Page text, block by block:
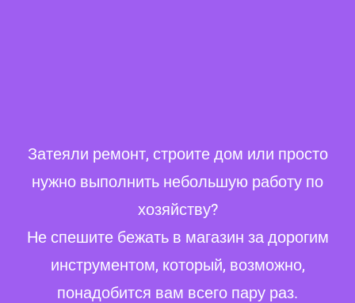
Затеяли ремонт, строите дом или просто
нужно выполнить небольшую работу по
хозяйству?
Не спешите бежать в магазин за дорогим
инструментом, который, возможно,
понадобится вам всего пару раз.